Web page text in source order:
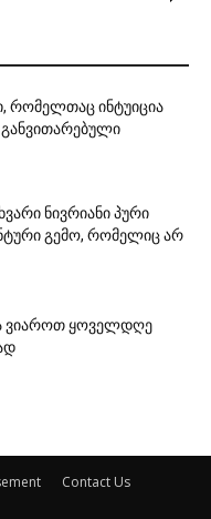
რომელთაც ინტუიცია
განვითარებული
ნივრიანი პური
გემო, რომელიც არ
ვიაროთ ყოველდღე
Contact Us